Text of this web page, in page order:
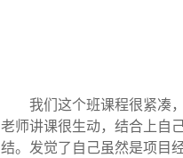
我们这个班课程很紧凑
老师讲课很生动，结合上自
结。发觉了自己虽然是项目